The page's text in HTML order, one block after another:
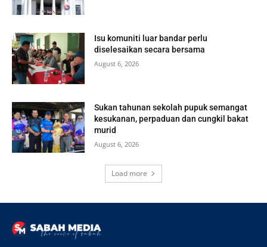
Isu komuniti luar bandar perlu
diselesaikan secara bersama
August 6, 2026
Sukan tahunan sekolah pupuk semangat
kesukanan, perpaduan dan cungkil bakat
murid
August 6, 2026
Load more